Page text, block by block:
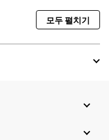
모두 펼치기